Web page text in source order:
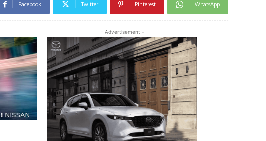
Facebook Twitter Pinterest WhatsApp
- Advertisement -